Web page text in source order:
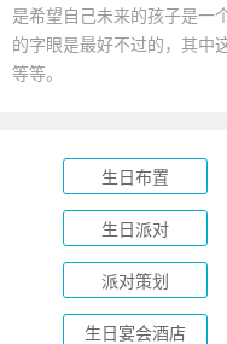
是希望自己未来的孩子是一
的字眼是最好不过的，其中
等等。
生日布置
生日派对
派对策划
生日宴会酒店